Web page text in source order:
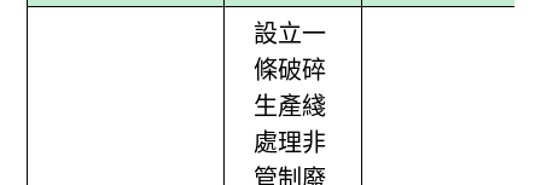
設立一
條破碎
生產綫
處理非
管制廢